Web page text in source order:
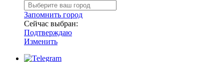
Запомнить город
Сейчас выбран:
Подтверждаю
Изменить